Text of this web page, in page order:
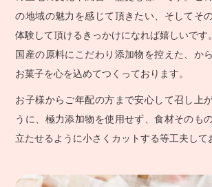
の地域の魅力を感じて頂きたい、そしてそ
体験して頂けるきっかけになれば嬉しいです。
国産の原料にこだわり添加物を控えた、か
お菓子を心を込めてつくっております。
お子様からご年配の方まで安心して召し上
うに、極力添加物を使用せず、食材そのも
立たせるように小さくカットする等工夫して